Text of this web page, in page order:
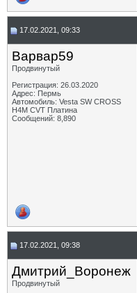
17.02.2021, 09:33
Варвар59
Продвинутый
Регистрация: 26.03.2020
Адрес: Пермь
Автомобиль: Vesta SW CROSS
H4M CVT Платина
Сообщений: 8,890
17.02.2021, 09:38
Дмитрий_Воронеж
Продвинутый